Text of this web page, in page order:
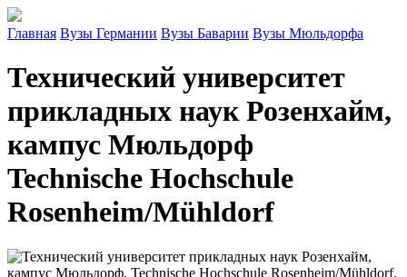
Главная Вузы Германии Вузы Баварии Вузы Мюльдорфа
Технический университет
прикладных наук Розенхайм,
кампус Мюльдорф
Technische Hochschule
Rosenheim/Mühldorf